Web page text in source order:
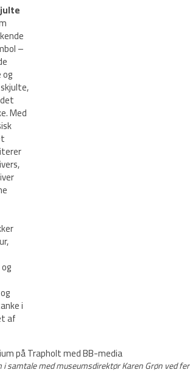
–
Med
i
af
i samtale med museumsdirektør Karen Grøn ved